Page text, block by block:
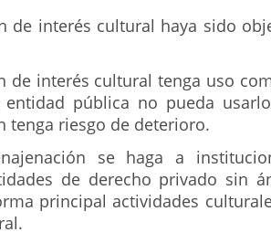
de interés cultural haya sido
de interés cultural tenga uso
pública no pueda
tenga riesgo de deterioro.
se haga a
de derecho privado sin
principal actividades